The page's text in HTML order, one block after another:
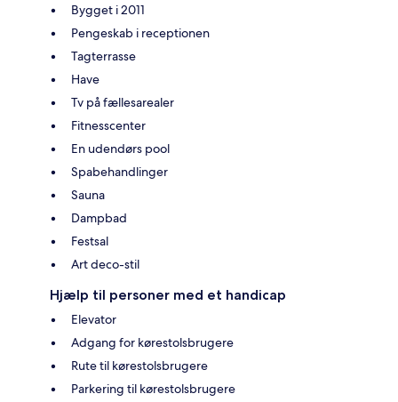
Bygget i 2011
Pengeskab i receptionen
Tagterrasse
Have
Tv på fællesarealer
Fitnesscenter
En udendørs pool
Spabehandlinger
Sauna
Dampbad
Festsal
Art deco-stil
Hjælp til personer med et handicap
Elevator
Adgang for kørestolsbrugere
Rute til kørestolsbrugere
Parkering til kørestolsbrugere